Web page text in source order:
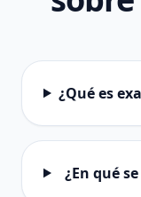
¿Qué es
¿En qué